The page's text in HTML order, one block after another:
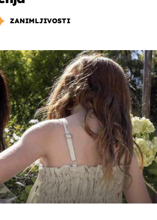
ZANIMLJIVOSTI
OBAVIJESTI